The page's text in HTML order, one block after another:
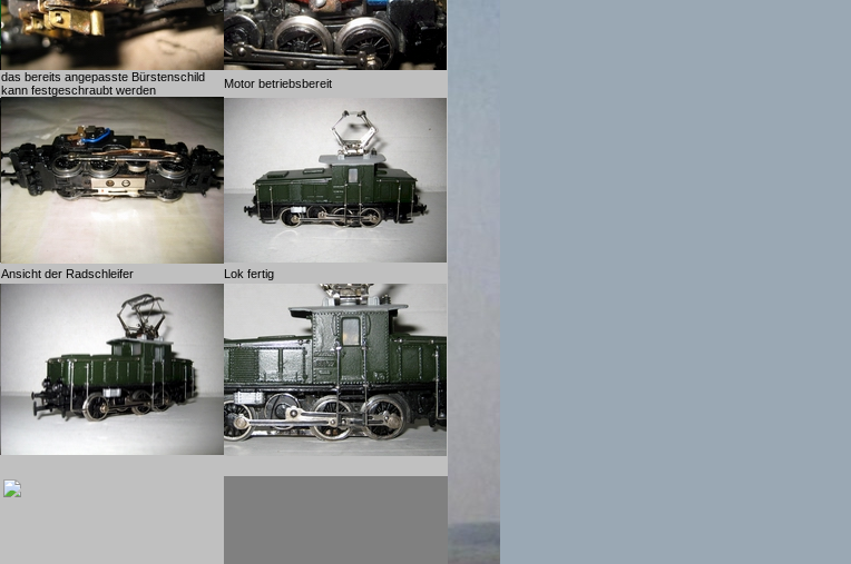
das bereits angepasste Bürstenschild
kann festgeschraubt werden
Motor betriebsbereit
Ansicht der Radschleifer Lok fertig